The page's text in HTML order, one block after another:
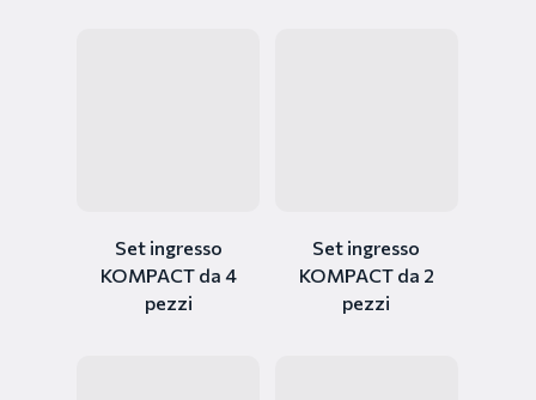
Set ingresso
KOMPACT da 4
pezzi
Set ingresso
KOMPACT da 2
pezzi